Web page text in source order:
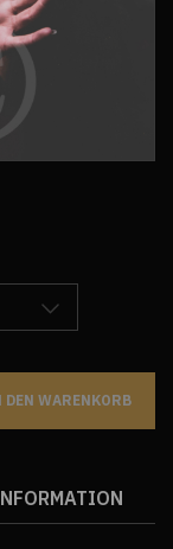
DEN WARENKORB